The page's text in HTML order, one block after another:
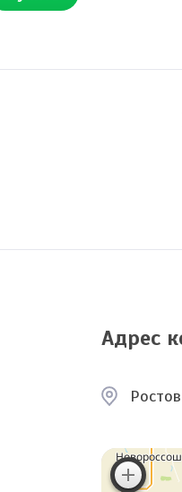
Адрес